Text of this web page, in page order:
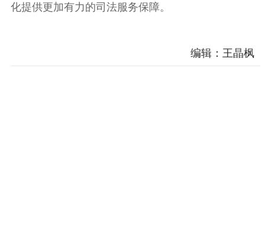
化提供更加有力的司法服务保障。
编辑：王晶枫